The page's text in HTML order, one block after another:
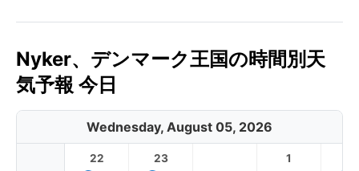
Nyker、デンマーク王国の時間別天
気予報 今日
Wednesday, August 05, 2026
22 23 1